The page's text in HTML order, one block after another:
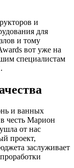
и
для
и тому
вот уже на
специалистам
и ванных
честь Марион
от нас
проект,
заслуживает